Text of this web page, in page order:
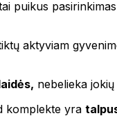
puikus
aktyviam
nebelieka
komplekte yra